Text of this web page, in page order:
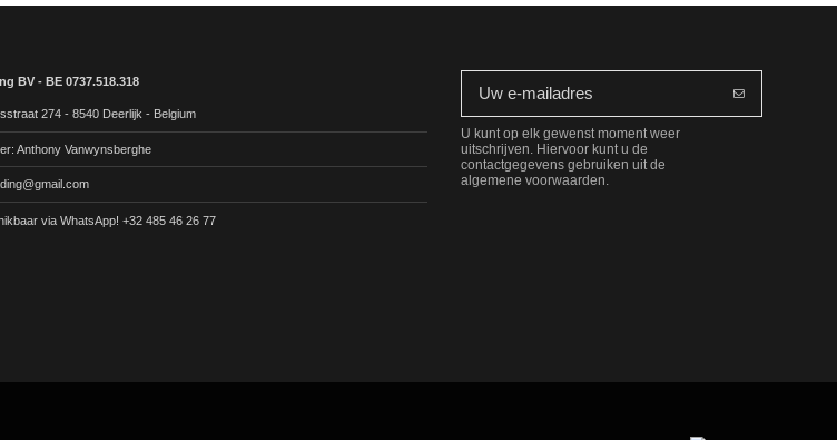
BV - BE 0737.518.318
274 - 8540 Deerlijk - Belgium
Anthony Vanwynsberghe
via WhatsApp! +32 485 46 26 77
U kunt op elk gewenst moment weer
uitschrijven. Hiervoor kunt u de
contactgegevens gebruiken uit de
algemene voorwaarden.